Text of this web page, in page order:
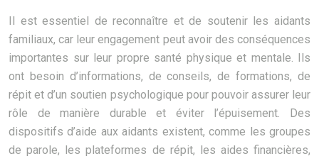
Il est essentiel de reconnaître et de soutenir les aidants
familiaux, car leur engagement peut avoir des conséquences
importantes sur leur propre santé physique et mentale. Ils
ont besoin d’informations, de conseils, de formations, de
répit et d’un soutien psychologique pour pouvoir assurer leur
rôle de manière durable et éviter l’épuisement. Des
dispositifs d’aide aux aidants existent, comme les groupes
de parole, les plateformes de répit, les aides financières,